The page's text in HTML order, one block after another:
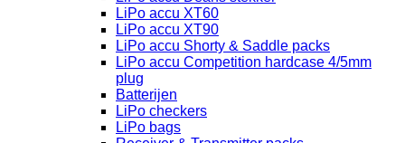
LiPo accu XT60
LiPo accu XT90
LiPo accu Shorty & Saddle packs
LiPo accu Competition hardcase 4/5mm
plug
Batterijen
LiPo checkers
LiPo bags